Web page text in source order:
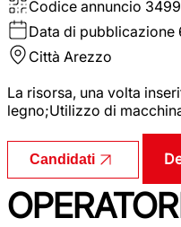
Codice annuncio
Data di pubblicazione
Città Arezzo
La risorsa, una volta
legno;Utilizzo di
Candidati